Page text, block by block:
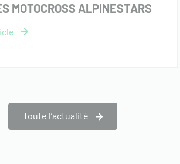
MOTOCROSS ALPINESTARS
Toute l’actualité